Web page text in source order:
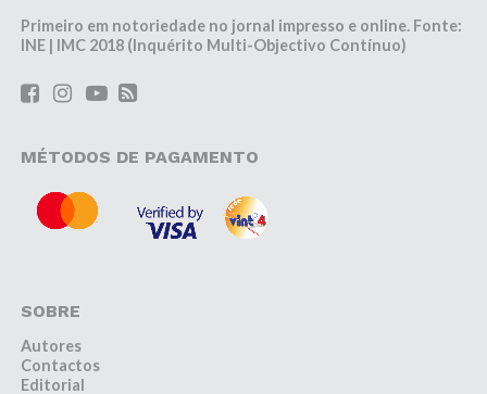
Primeiro em notoriedade no jornal impresso e online. Fonte:
INE | IMC 2018 (Inquérito Multi-Objectivo Contínuo)
MÉTODOS DE PAGAMENTO
SOBRE
Autores
Contactos
Editorial